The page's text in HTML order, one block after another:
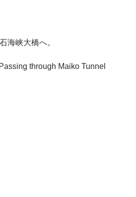
海峡大橋へ。
through Maiko Tunnel